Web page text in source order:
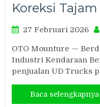
Koreksi
27 Februari 2026
OTO Mounture —
Industri Kendaraan
penjualan UD Trucks
Baca selengkapnya